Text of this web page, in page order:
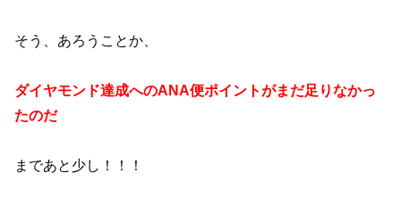
そう、あろうことか、
ダイヤモンド達成へのANA便ポイントがまだ足りなかっ
たのだ
まであと少し！！！